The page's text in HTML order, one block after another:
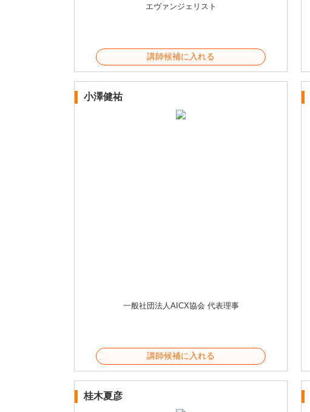
エヴァンジェリスト
講師候補に入れる
小澤健祐
一般社団法人AICX協会 代表理事
講師候補に入れる
桂木夏彦